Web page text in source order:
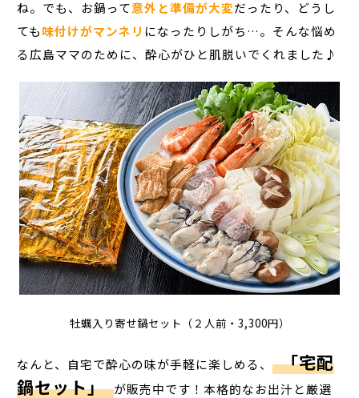
ね。でも、お鍋って意外と準備が大変だったり、どうし
ても味付けがマンネリ になったりしがち…。そんな悩め
る広島ママのために、酔心がひと肌脱いでくれました♪
牡蠣入り寄せ鍋セット（２人前・3,300円）
なんと、自宅で酔心の味が手軽に楽しめる、 「宅配
鍋セット」 が販売中です！本格的なお出汁と厳選